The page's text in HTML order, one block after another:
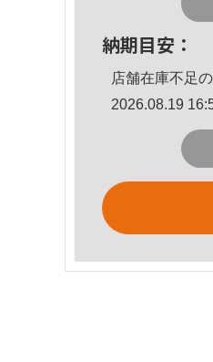
納期目安：
店舗在庫不足
2026.08.19